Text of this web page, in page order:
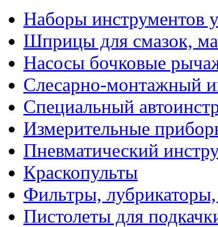
Наборы инструментов
Шприцы для смазок,
Насосы бочковые
Слесарно-монтажный
Специальный
Измерительные
Пневматический
Краскопульты
Фильтры,
Пистолеты для